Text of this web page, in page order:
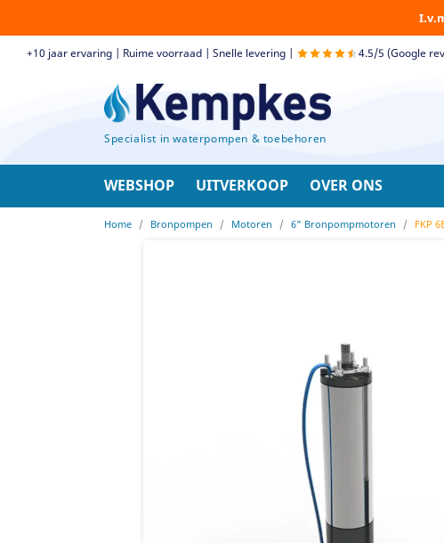
+10 jaar ervaring | Ruime voorraad | Snelle levering | 4.5/5 (Google
Specialist in waterpompen & toebehoren
WEBSHOP UITVERKOOP OVER ONS
Home Bronpompen Motoren 6" Bronpompmotoren FKP